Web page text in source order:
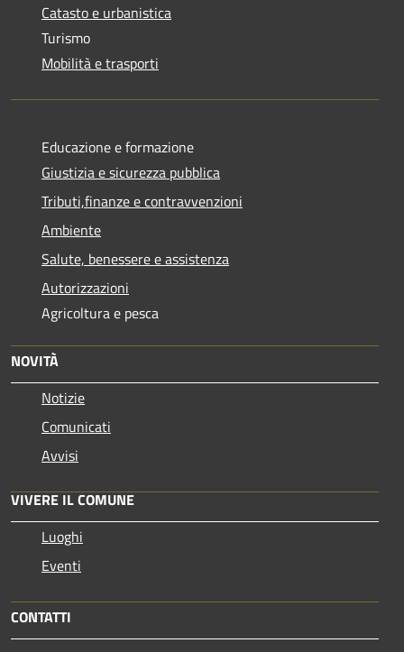
Catasto e urbanistica
Turismo
Mobilità e trasporti
Educazione e formazione
Giustizia e sicurezza pubblica
Tributi,finanze e contravvenzioni
Ambiente
Salute, benessere e assistenza
Autorizzazioni
Agricoltura e pesca
NOVITÀ
Notizie
Comunicati
Avvisi
VIVERE IL COMUNE
Luoghi
Eventi
CONTATTI